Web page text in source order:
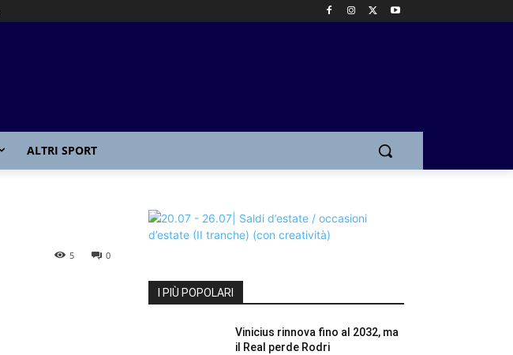
ALTRI SPORT
0
5
I PIÙ POPOLARI
Vinicius rinnova fino al 2032, ma
il Real perde Rodri